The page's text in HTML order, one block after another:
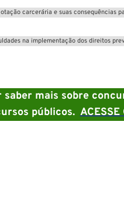
carcerária e suas consequências
na implementação dos direitos
saber mais sobre
públicos. ACESSE